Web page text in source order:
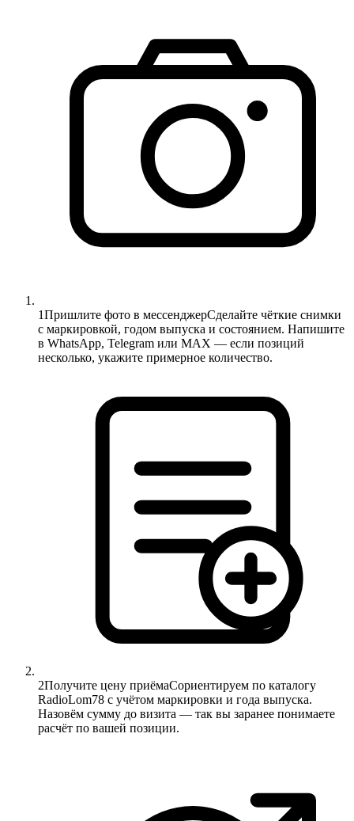
1Пришлите фото в мессенджерСделайте чёткие снимки
с маркировкой, годом выпуска и состоянием. Напишите
в WhatsApp, Telegram или MAX — если позиций
несколько, укажите примерное количество.
2Получите цену приёмаСориентируем по каталогу
RadioLom78 с учётом маркировки и года выпуска.
Назовём сумму до визита — так вы заранее понимаете
расчёт по вашей позиции.